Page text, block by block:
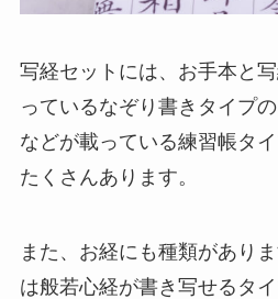
写経セットには、お手本と
っているなぞり書きタイプ
などが載っている練習帳タ
たくさんあります。
また、お経にも種類があり
は般若心経が書き写せるタ